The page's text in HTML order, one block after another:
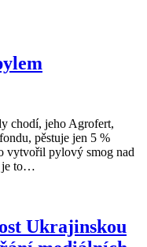
chodí, jeho Agrofert,
pěstuje jen 5 %
vytvořil pylový smog nad
je to…
Ukrajinskou